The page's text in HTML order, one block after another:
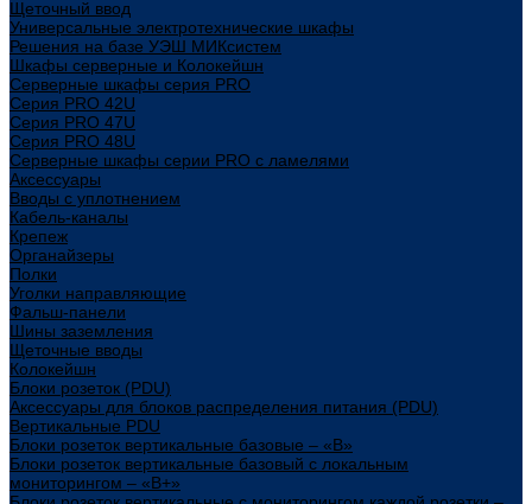
Щеточный ввод
Универсальные электротехнические шкафы
Решения на базе УЭШ МИКсистем
Шкафы серверные и Колокейшн
Серверные шкафы серия PRO
Серия PRO 42U
Серия PRO 47U
Серия PRO 48U
Серверные шкафы серии PRO с ламелями
Аксессуары
Вводы с уплотнением
Кабель-каналы
Крепеж
Органайзеры
Полки
Уголки направляющие
Фальш-панели
Шины заземления
Щеточные вводы
Колокейшн
Блоки розеток (PDU)
Аксессуары для блоков распределения питания (PDU)
Вертикальные PDU
Блоки розеток вертикальные базовые – «В»
Блоки розеток вертикальные базовый с локальным
мониторингом – «В+»